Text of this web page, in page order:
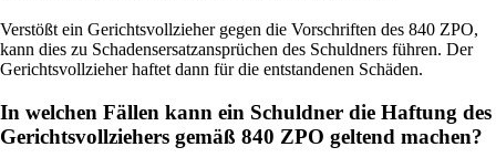
Verstößt ein Gerichtsvollzieher gegen die Vorschriften des 840 ZPO,
kann dies zu Schadensersatzansprüchen des Schuldners führen. Der
Gerichtsvollzieher haftet dann für die entstandenen Schäden.
In welchen Fällen kann ein Schuldner die Haftung des
Gerichtsvollziehers gemäß 840 ZPO geltend machen?